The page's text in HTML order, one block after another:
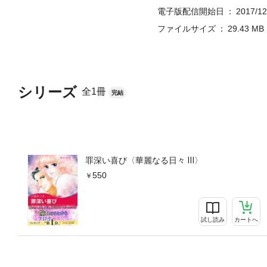
シリーズ 全1冊 完結
罪深い喜び〈華麗なる日々 Ⅲ〉
550
試し読み カートへ
電子版配信開始日
2017/
ファイルサイズ
29.43 MB